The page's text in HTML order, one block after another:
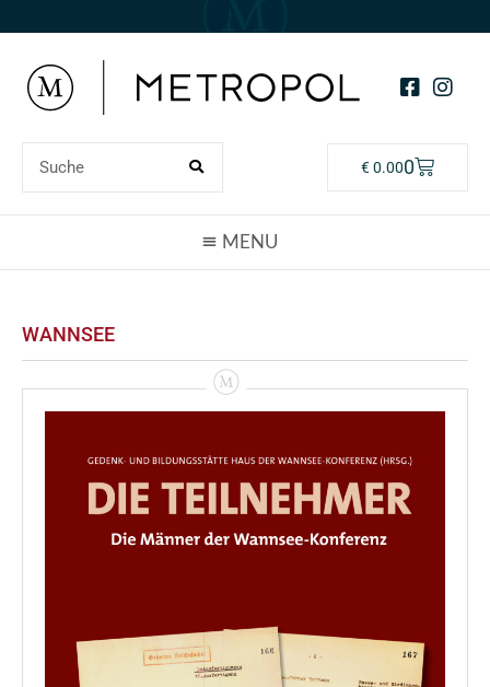
€0.000
WANNSEE